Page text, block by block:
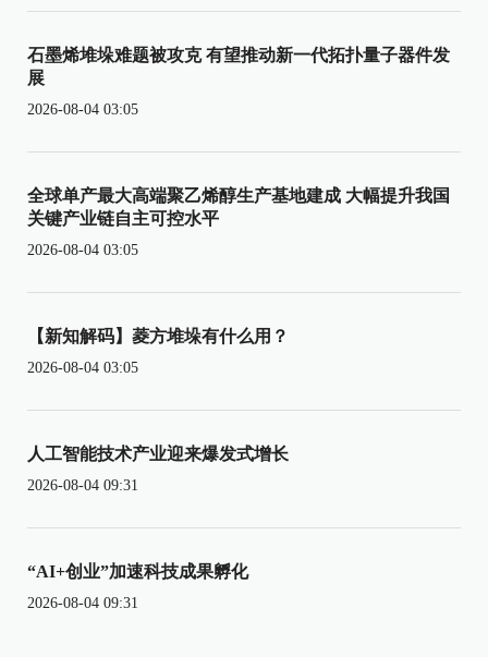
石墨烯堆垛难题被攻克 有望推动新一代拓扑量子器件发
展
2026-08-04 03:05
全球单产最大高端聚乙烯醇生产基地建成 大幅提升我国
关键产业链自主可控水平
2026-08-04 03:05
【新知解码】菱方堆垛有什么用？
2026-08-04 03:05
人工智能技术产业迎来爆发式增长
2026-08-04 09:31
“AI+创业”加速科技成果孵化
2026-08-04 09:31